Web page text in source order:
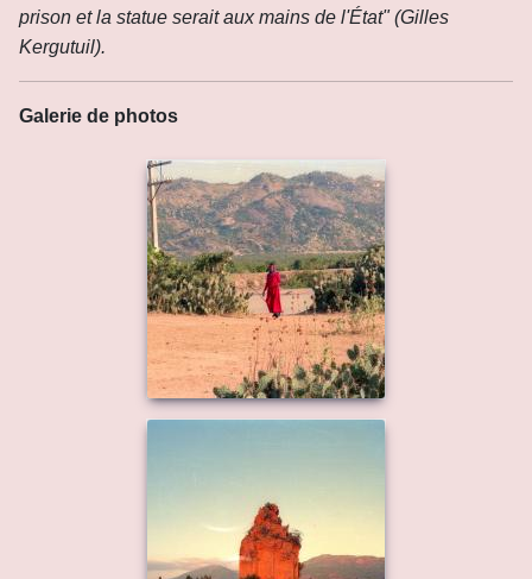
prison et la statue serait aux mains de l'État" (Gilles
Kergutuil).
Galerie de photos